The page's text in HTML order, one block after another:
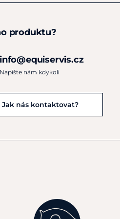
produktu?
info@equiservis.cz
Napište nám kdykoli
Jak nás kontaktovat?